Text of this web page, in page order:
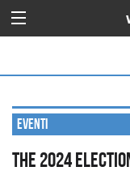
Eventi
The 2024